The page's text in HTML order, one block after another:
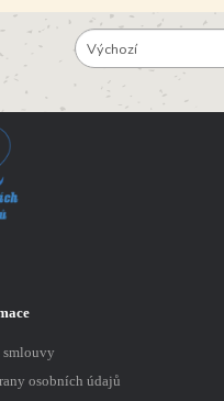
Výchozí
smlouvy
osobních údajů